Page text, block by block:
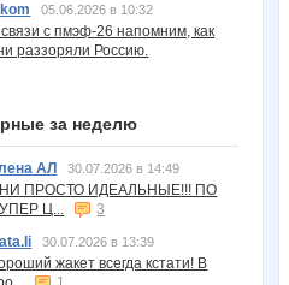
05.06.2026 в 10:32
связи с пмэф-26 напомним, как
раззоряли Россию.
за неделю
АЛ 30.07.2026 в 14:49
ПРОСТО ИДЕАЛЬНЫЕ!!! ПО
Ц...
3
30.07.2026 в 13:39
жакет всегда кстати! В